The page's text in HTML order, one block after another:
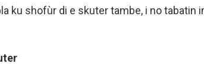
ku shofùr di e skuter tambe, i no tabatin